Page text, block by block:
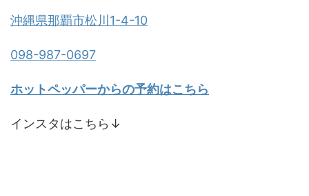
沖縄県那覇市松川1-4-10
098-987-0697
ホットペッパーからの予約はこちら
インスタはこちら↓